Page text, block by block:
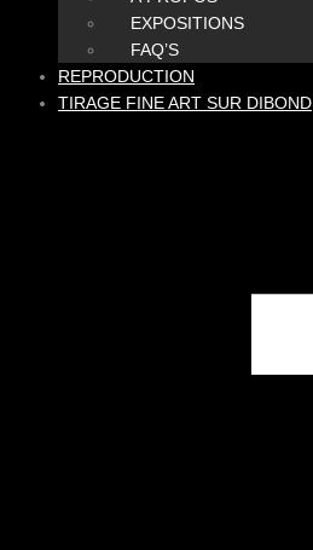
EXPOSITIONS
FAQ’S
REPRODUCTION
TIRAGE FINE ART SUR DIBOND